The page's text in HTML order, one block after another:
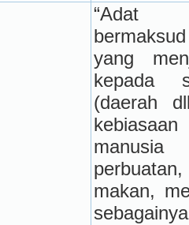
yang
kepada
(daerah
manusia
makan,